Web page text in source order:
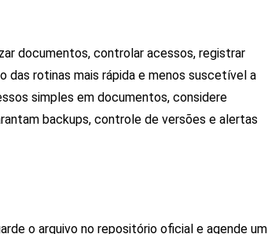
documentos, controlar acessos, registrar
rotinas mais rápida e menos suscetível a
simples em documentos, considere
backups, controle de versões e alertas
o arquivo no repositório oficial e agende um